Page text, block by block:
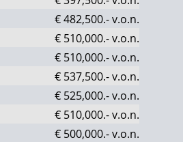
€ 482,500.-v.o.n.
€ 510,000.-v.o.n.
€ 510,000.-v.o.n.
€ 537,500.-v.o.n.
€ 525,000.-v.o.n.
€ 510,000.-v.o.n.
€ 500,000.-v.o.n.